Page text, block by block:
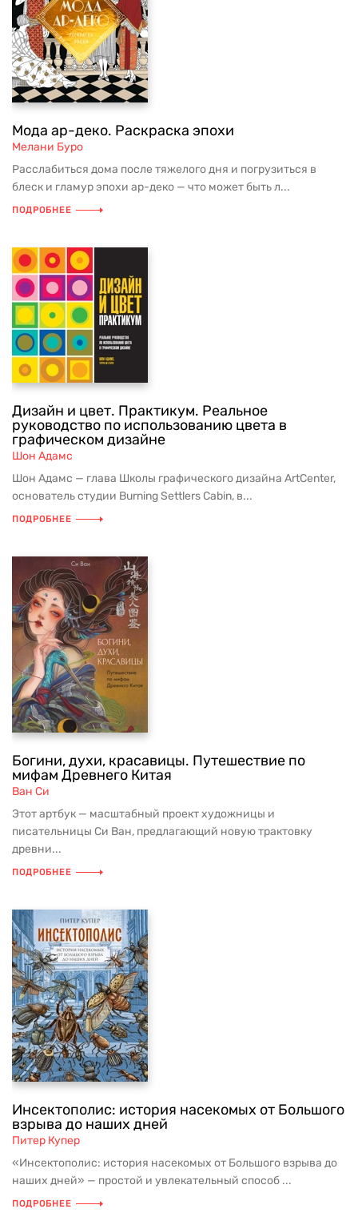
Мода ар-деко. Раскраска эпохи
Мелани Буро
Расслабиться дома после тяжелого дня и погрузиться в
блеск и гламур эпохи ар-деко — что может быть л...
ПОДРОБНЕЕ
Дизайн и цвет. Практикум. Реальное
руководство по использованию цвета в
графическом дизайне
Шон Адамс
Шон Адамс — глава Школы графического дизайна ArtCenter,
основатель студии Burning Settlers Cabin, в...
ПОДРОБНЕЕ
Богини, духи, красавицы. Путешествие по
мифам Древнего Китая
Ван Си
Этот артбук — масштабный проект художницы и
писательницы Си Ван, предлагающий новую трактовку
древни...
ПОДРОБНЕЕ
Инсектополис: история насекомых от Большого
взрыва до наших дней
Питер Купер
«Инсектополис: история насекомых от Большого взрыва до
наших дней» — простой и увлекательный способ ...
ПОДРОБНЕЕ